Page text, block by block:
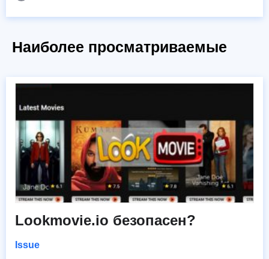
Наиболее просматриваемые
Lookmovie.io безопасен?
Issue